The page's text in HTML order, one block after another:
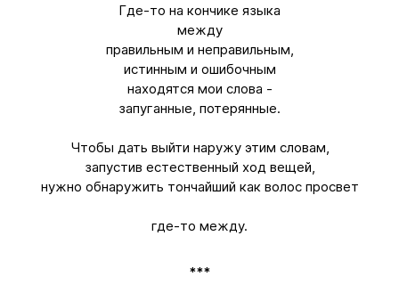
Где-то на кончике языка
между
правильным и неправильным,
истинным и ошибочным
находятся мои слова -
запуганные, потерянные.
Чтобы дать выйти наружу этим словам,
запустив естественный ход вещей,
нужно обнаружить тончайший как волос просвет
где-то между.
***